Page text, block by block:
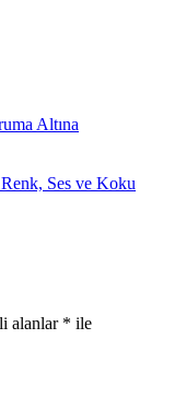
Altına
Ses ve Koku
alanlar * ile